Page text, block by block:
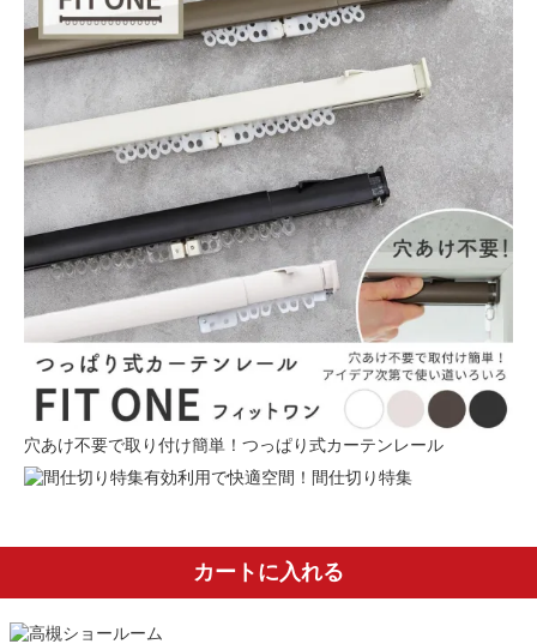
穴あけ不要で取り付け簡単！つっぱり式カーテンレール
有効利用で快適空間！間仕切り特集
カートに入れる